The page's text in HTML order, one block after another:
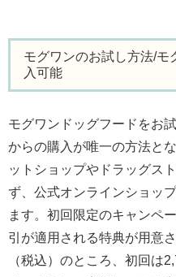
モグワンのお試し方法/モ
入可能
モグワンドッグフードをお
からの購入が唯一の方法と
ットショップやドラッグス
ず、公式オンラインショッ
ます。初回限定のキャンペ
引が適用される特典が用意
（税込）のところ、初回は